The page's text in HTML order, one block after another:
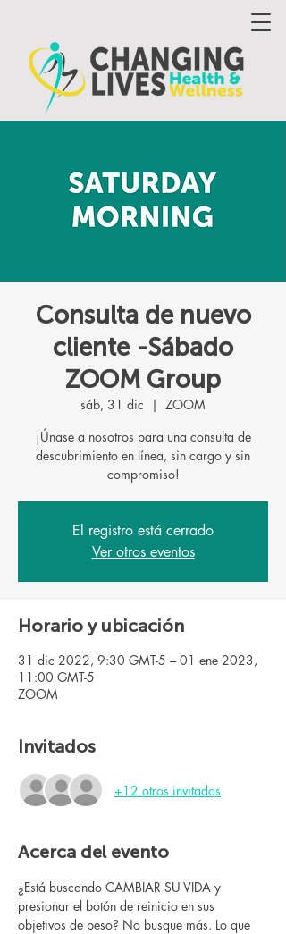
Consulta de nuevo
cliente -Sábado
ZOOM Group
sáb, 31 dic
  |
ZOOM
¡Únase a nosotros para una consulta de
descubrimiento en línea, sin cargo y sin
El registro está cerrado
Ver otros eventos
Horario y ubicación
31 dic 2022, 9:30 GMT-5 – 01 ene 2023,
11:00 GMT-5
ZOOM
Invitados
+12 otros invitados
Acerca del evento
¿Está buscando CAMBIAR SU VIDA y
presionar el botón de reinicio en sus
objetivos de peso? No busque más. Lo que